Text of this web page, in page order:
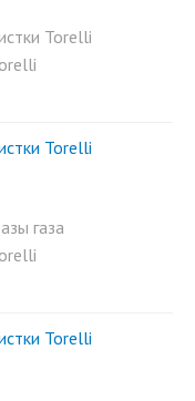
Torelli
Torelli
газа
Torelli